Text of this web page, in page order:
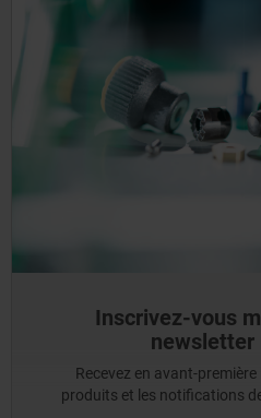
Inscrivez-vous
newsletter
Recevez en avant-
produits et les notifications